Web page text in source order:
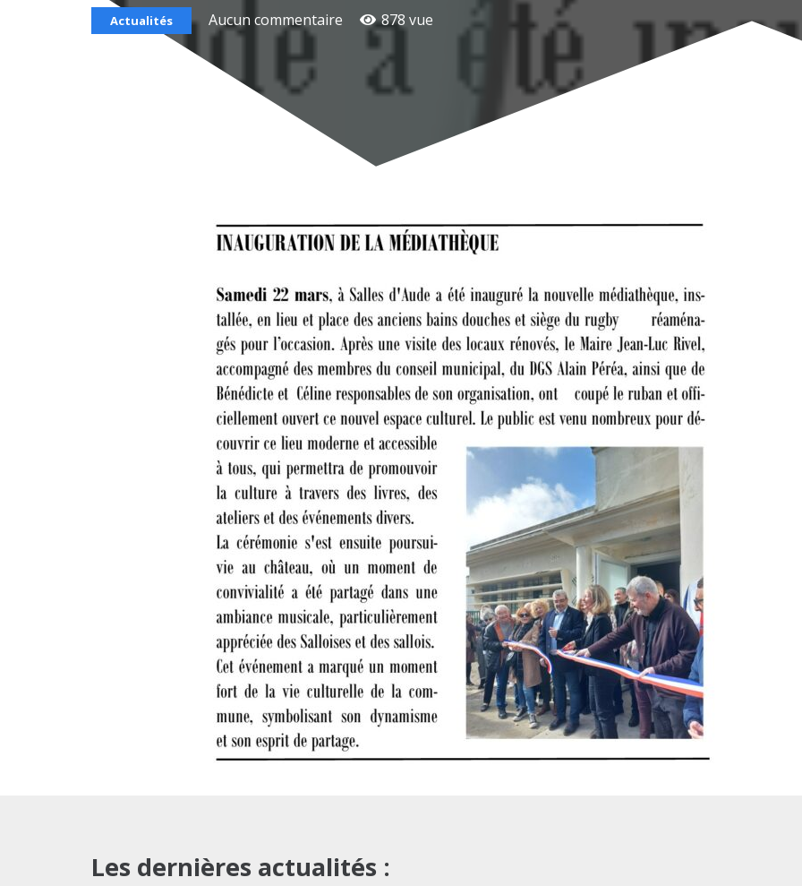
Actualités Aucun commentaire 878 vue
Les dernières actualités :